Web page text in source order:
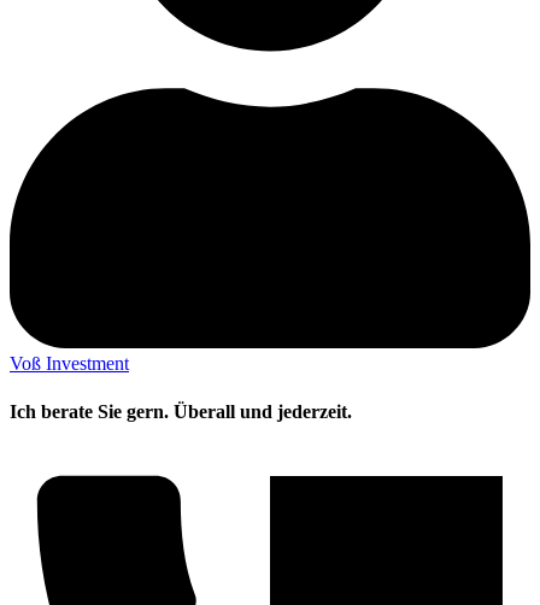
Voß Investment
Ich berate Sie gern. Überall und jederzeit.